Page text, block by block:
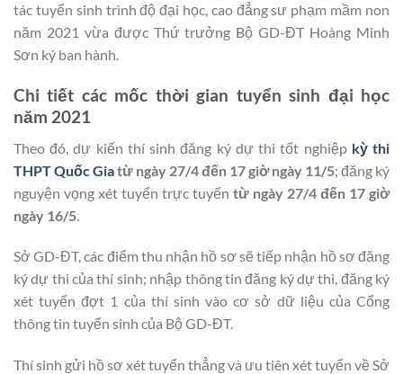
tác tuyển sinh trình độ đại học, cao đẳng sư phạm mầm non
năm 2021 vừa được Thứ trưởng Bộ GD-ĐT Hoàng Minh
Sơn ký ban hành.
Chi tiết các mốc thời gian tuyển sinh đại học
năm 2021
Theo đó, dự kiến thí sinh đăng ký dự thi tốt nghiệp kỳ thi
THPT Quốc Giatừ ngày 27/4 đến 17 giờ ngày 11/5; đăng ký
nguyện vọng xét tuyển trực tuyến từ ngày 27/4 đến 17 giờ
ngày 16/5
Sở GD-ĐT, các điểm thu nhận hồ sơ sẽ tiếp nhận hồ sơ đăng
ký dự thi của thí sinh; nhập thông tin đăng ký dự thi, đăng ký
xét tuyển đợt 1 của thí sinh vào cơ sở dữ liệu của Cổng
thông tin tuyển sinh của Bộ GD-ĐT.
Thí sinh gửi hồ sơ xét tuyển thẳng và ưu tiên xét tuyển về Sở